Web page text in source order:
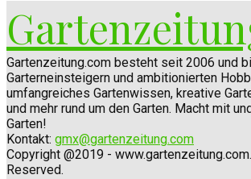
Gartenzeitung.com besteht seit 2006 und
Garterneinsteigern und ambitionierten
umfangreiches Gartenwissen, kreative
und mehr rund um den Garten. Macht mit
Garten!
Kontakt: gmx@gartenzeitung.com
Copyright @2019 -
Reserved.